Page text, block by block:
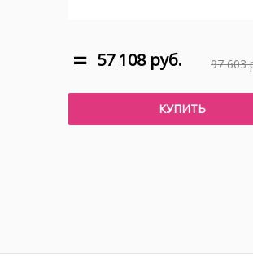
97 603
57 108 руб.
КУПИТЬ